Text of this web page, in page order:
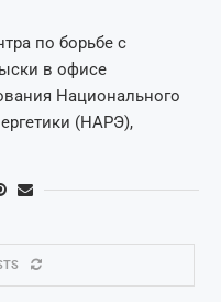
по борьбе с
в офисе
Национального
(НАРЭ),